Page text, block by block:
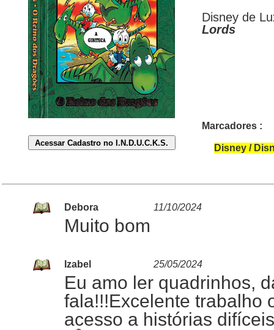
Disney de
Lords
Marcadores :
Disney /
Debora 11/10/2024
Muito bom
Izabel 25/05/2024
Eu amo ler quadrinhos,
fala!!!Excelente trabalho
acesso a histórias